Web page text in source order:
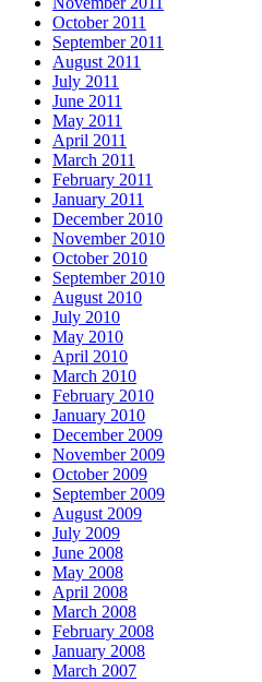
October 2011
September 2011
August 2011
July 2011
June 2011
May 2011
April 2011
March 2011
February 2011
January 2011
December 2010
November 2010
October 2010
September 2010
August 2010
July 2010
May 2010
April 2010
March 2010
February 2010
January 2010
December 2009
November 2009
October 2009
September 2009
August 2009
July 2009
June 2008
May 2008
April 2008
March 2008
February 2008
January 2008
March 2007